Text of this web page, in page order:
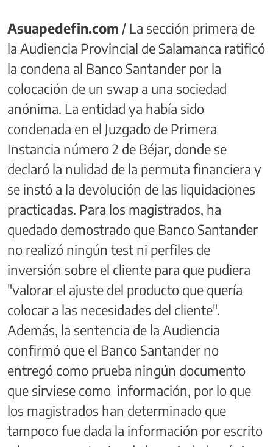
Asuapedefin.com / La sección primera de
la Audiencia Provincial de Salamanca ratificó
la condena al Banco Santander por la
colocación de un swap a una sociedad
anónima. La entidad ya había sido
condenada en el Juzgado de Primera
Instancia número 2 de Béjar, donde se
declaró la nulidad de la permuta financiera y
se instó a la devolución de las liquidaciones
practicadas. Para los magistrados, ha
quedado demostrado que Banco Santander
no realizó ningún test ni perfiles de
inversión sobre el cliente para que pudiera
"valorar el ajuste del producto que quería
colocar a las necesidades del cliente".
Además, la sentencia de la Audiencia
confirmó que el Banco Santander no
entregó como prueba ningún documento
que sirviese como información, por lo que
los magistrados han determinado que
tampoco fue dada la información por escrito